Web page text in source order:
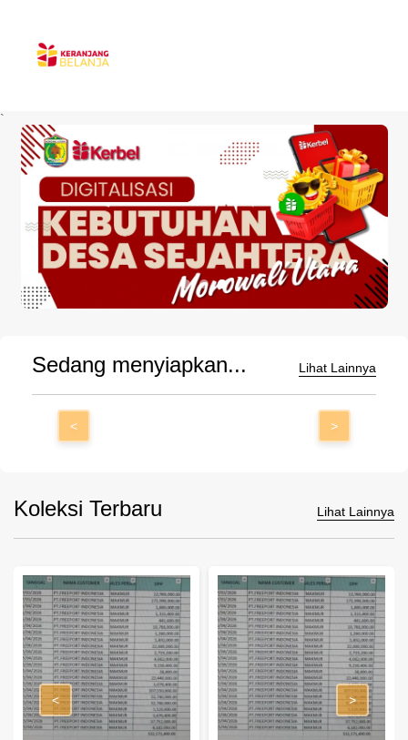
`
Sedang menyiapkan... Lihat Lainnya
< >
Koleksi Terbaru Lihat Lainnya
< >